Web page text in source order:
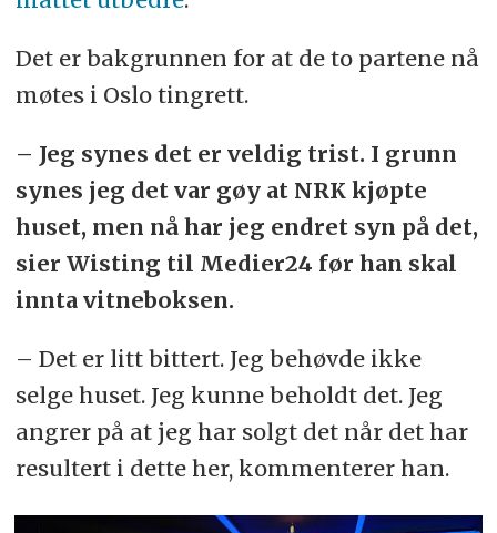
Det er bakgrunnen for at de to partene nå
møtes i Oslo tingrett.
– Jeg synes det er veldig trist. I grunn
synes jeg det var gøy at NRK kjøpte
huset, men nå har jeg endret syn på det,
sier Wisting til Medier24 før han skal
innta vitneboksen.
– Det er litt bittert. Jeg behøvde ikke
selge huset. Jeg kunne beholdt det. Jeg
angrer på at jeg har solgt det når det har
resultert i dette her, kommenterer han.